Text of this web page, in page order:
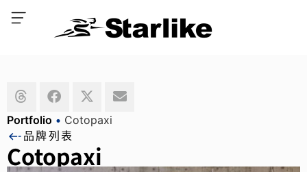
Portfolio • Cotopaxi
品牌列表
Cotopaxi